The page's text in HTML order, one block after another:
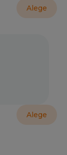
Alege
Alege